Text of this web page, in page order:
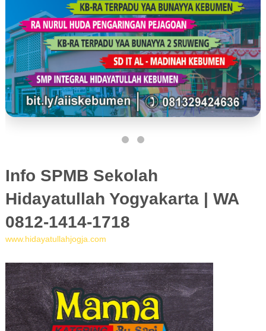
Info SPMB Sekolah
Hidayatullah Yogyakarta | WA
0812-1414-1718
www.hidayatullahjogja.com